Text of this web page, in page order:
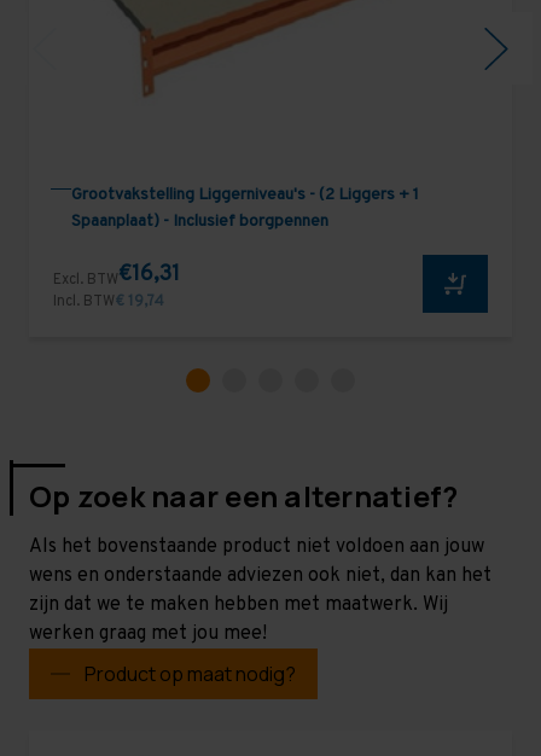
Grootvakstelling Liggerniveau's - (2 Liggers + 1
Spaanplaat) - Inclusief borgpennen
Excl. BTW€16,31
Incl. BTW€ 19,74
Op zoek naar een alternatief?
Als het bovenstaande product niet voldoen aan jouw
wens en onderstaande adviezen ook niet, dan kan het
zijn dat we te maken hebben met maatwerk. Wij
werken graag met jou mee!
Product op maat nodig?